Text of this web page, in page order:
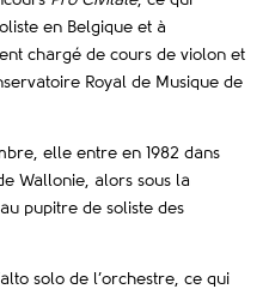
en Belgique et à
chargé de cours de violon et
Royal de Musique de
elle entre en 1982 dans
Wallonie, alors sous la
pupitre de soliste des
solo de l’orchestre, ce qui